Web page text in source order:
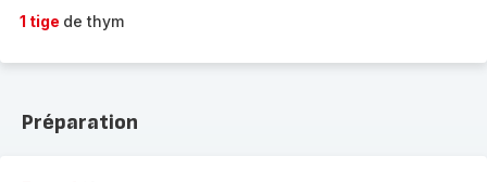
1 tige de thym
Préparation